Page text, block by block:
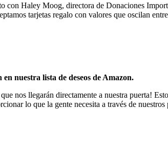
con Haley Moog, directora de Donaciones
tarjetas regalo con valores que oscilan
nuestra lista de deseos de Amazon.
nos llegarán directamente a nuestra puerta!
lo que la gente necesita a través de nuestros